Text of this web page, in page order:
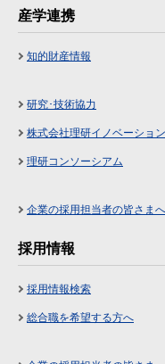
産学連携
知的財産情報
研究･技術協力
株式会社理研イノベーション
理研コンソーシアム
企業の採用担当者の皆さまへ
採用情報
採用情報検索
総合職を希望する方へ